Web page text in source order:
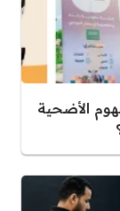
الأضحية